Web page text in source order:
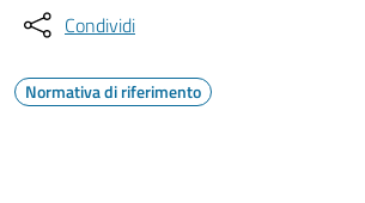
Condividi
Normativa di riferimento